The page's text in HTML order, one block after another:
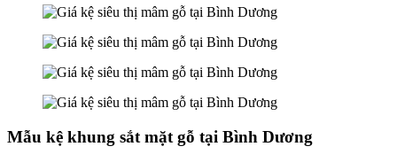
Mẫu kệ khung sắt mặt gỗ tại Bình Dương